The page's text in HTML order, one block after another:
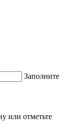
Заполните
или отметьте